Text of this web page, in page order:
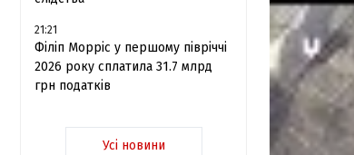
21:21
Філіп Морріс у першому півріччі
2026 року сплатила 31.7 млрд
грн податків
Усі новини